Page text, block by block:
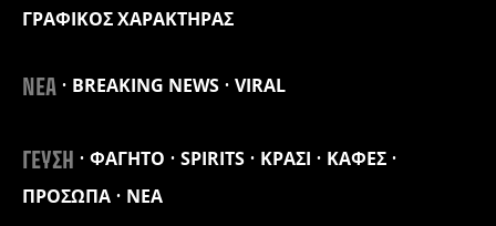
ΓΡΑΦΙΚΟΣ ΧΑΡΑΚΤΗΡΑΣ
ΝΕΑ BREAKING NEWS VIRAL
ΓΕΥΣΗ ΦΑΓΗΤΟ SPIRITS ΚΡΑΣΙ
ΚΑΦΕΣ
ΠΡΟΣΩΠΑ
ΝΕΑ